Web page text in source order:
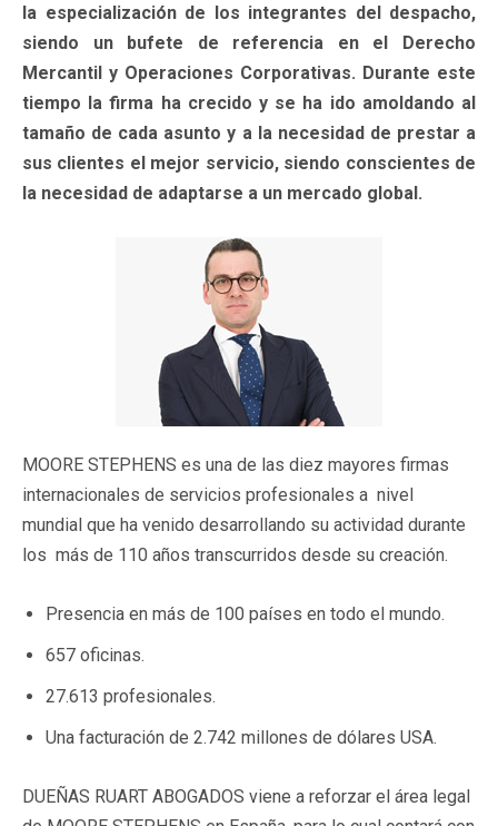
la especialización de los integrantes del despacho,
siendo un bufete de referencia en el Derecho
Mercantil y Operaciones Corporativas. Durante este
tiempo la firma ha crecido y se ha ido amoldando al
tamaño de cada asunto y a la necesidad de prestar a
sus clientes el mejor servicio, siendo conscientes de
la necesidad de adaptarse a un mercado global.
MOORE STEPHENS es una de las diez mayores firmas
internacionales de servicios profesionales a nivel
mundial que ha venido desarrollando su actividad durante
los más de 110 años transcurridos desde su creación.
Presencia en más de 100 países en todo el mundo.
657 oficinas.
27.613 profesionales.
Una facturación de 2.742 millones de dólares USA.
DUEÑAS RUART ABOGADOS viene a reforzar el área legal